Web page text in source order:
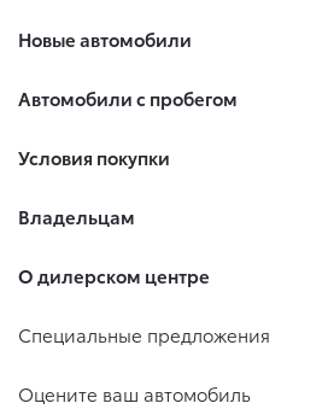
Новые автомобили
Автомобили с пробегом
Условия покупки
Владельцам
О дилерском центре
Специальные предложения
Оцените ваш автомобиль